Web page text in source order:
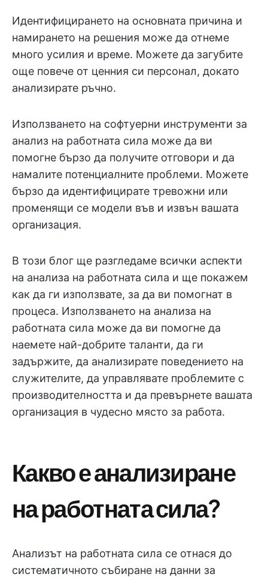
Идентифицирането на основната причина и
намирането на решения може да отнеме
много усилия и време. Можете да загубите
още повече от ценния си персонал, докато
анализирате ръчно.
Използването на софтуерни инструменти за
анализ на работната сила може да ви
помогне бързо да получите отговори и да
намалите потенциалните проблеми. Можете
бързо да идентифицирате тревожни или
променящи се модели във и извън вашата
организация.
В този блог ще разгледаме всички аспекти
на анализа на работната сила и ще покажем
как да ги използвате, за да ви помогнат в
процеса. Използването на анализа на
работната сила може да ви помогне да
наемете най-добрите таланти, да ги
задържите, да анализирате поведението на
служителите, да управлявате проблемите с
производителността и да превърнете вашата
организация в чудесно място за работа.
Какво е анализиране
на работната сила?
Анализът на работната сила се отнася до
систематичното събиране на данни за